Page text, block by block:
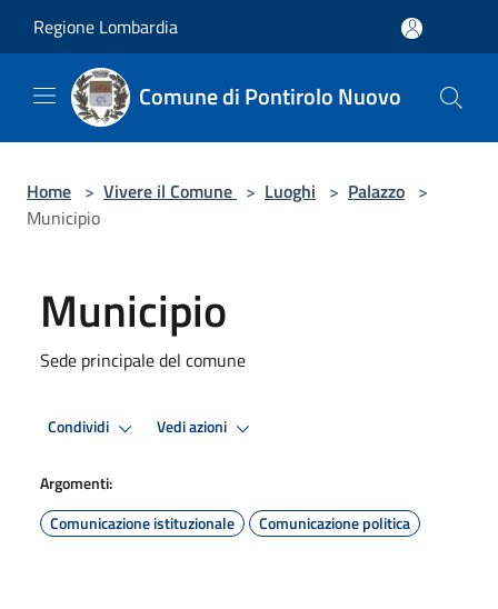
Regione Lombardia
Comune di Pontirolo Nuovo
Home > Vivere il Comune > Luoghi > Palazzo >
Municipio
Municipio
Sede principale del comune
Condividi Vedi azioni
Argomenti:
Comunicazione istituzionale
Comunicazione politica